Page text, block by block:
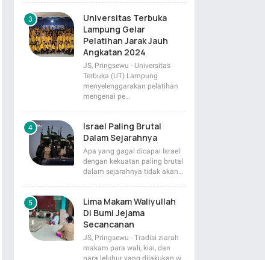
Universitas Terbuka
Lampung Gelar
Pelatihan Jarak Jauh
Angkatan 2024
JS, Pringsewu - Universitas
Terbuka (UT) Lampung
menyelenggarakan pelatihan
mengenai pe…
Israel Paling Brutal
Dalam Sejarahnya
Apa yang gagal dicapai Israel
dengan kekuatan paling brutal
dalam sejarahnya tidak akan…
Lima Makam Waliyullah
Di Bumi Jejama
Secancanan
JS, Pringsewu - Tradisi ziarah
makam para wali, kiai, dan
para leluhur yang dilakukan w…